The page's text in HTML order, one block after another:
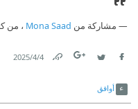
مشاركة من Mona Saad ، من
4‏/4‏/2025
أوافق